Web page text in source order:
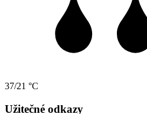
37/21 °C
Užitečné odkazy